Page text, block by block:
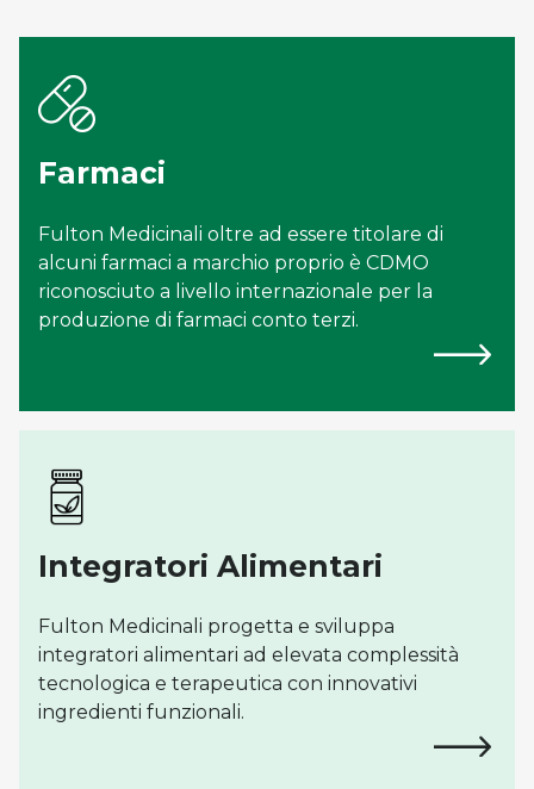
Farmaci
Fulton Medicinali oltre ad essere titolare di
alcuni farmaci a marchio proprio è CDMO
riconosciuto a livello internazionale per la
produzione di farmaci conto terzi.
Integratori Alimentari
Fulton Medicinali progetta e sviluppa
integratori alimentari ad elevata complessità
tecnologica e terapeutica con innovativi
ingredienti funzionali.